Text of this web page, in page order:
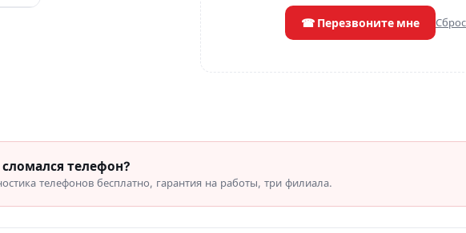
☎ Перезвоните мне
телефон?
телефонов бесплатно, гарантия на работы, три филиала.